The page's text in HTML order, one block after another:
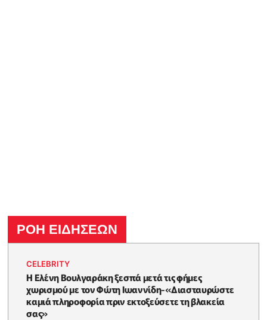
ΡΟΗ ΕΙΔΗΣΕΩΝ
CELEBRITY
Η Ελένη Βουλγαράκη ξεσπά μετά τις φήμες
χωρισμού με τον Φώτη Ιωαννίδη-«Διασταυρώστε
καμιά πληροφορία πριν εκτοξεύσετε τη βλακεία
σας»